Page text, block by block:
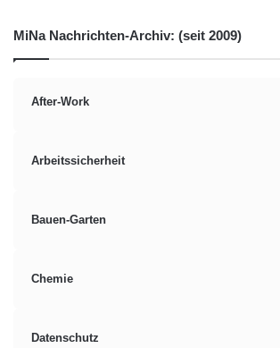
MiNa Nachrichten-Archiv: (seit 2009)
After-Work
Arbeitssicherheit
Bauen-Garten
Chemie
Datenschutz